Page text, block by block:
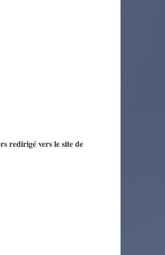
redirigé vers le site de